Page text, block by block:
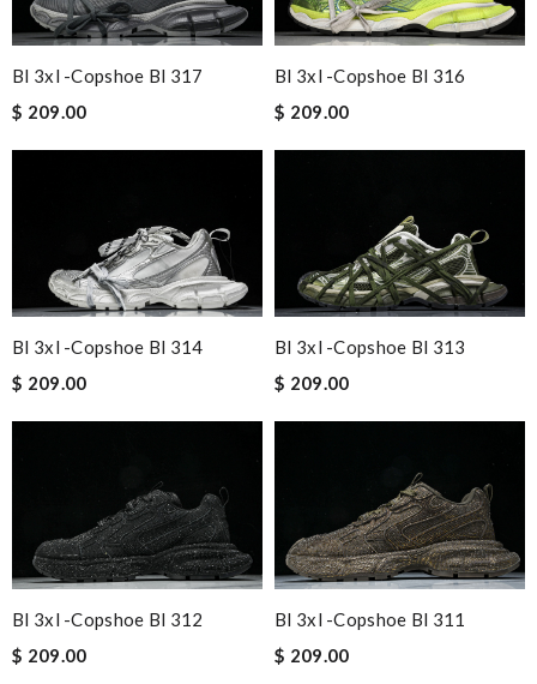
Bl 3xl -copshoe Bl 317
$ 209.00
Bl 3xl -copshoe Bl 316
$ 209.00
Bl 3xl -copshoe Bl 314
$ 209.00
Bl 3xl -copshoe Bl 313
$ 209.00
Bl 3xl -copshoe Bl 312
$ 209.00
Bl 3xl -copshoe Bl 311
$ 209.00